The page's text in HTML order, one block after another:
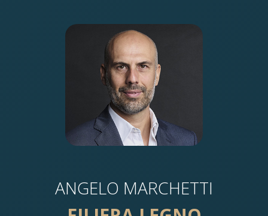
ANGELO MARCHETTI